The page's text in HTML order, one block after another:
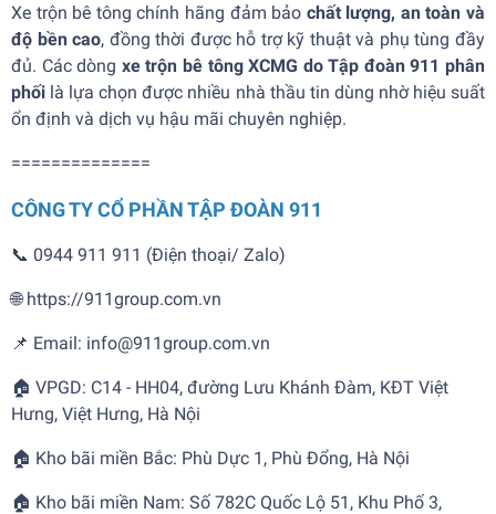
Xe trộn bê tông chính hãng đảm bảo chất lượng, an toàn và
độ bền cao, đồng thời được hỗ trợ kỹ thuật và phụ tùng đầy
đủ. Các dòng xe trộn bê tông XCMG do Tập đoàn 911 phân
phối là lựa chọn được nhiều nhà thầu tin dùng nhờ hiệu suất
ổn định và dịch vụ hậu mãi chuyên nghiệp.
==============
CÔNG TY CỔ PHẦN TẬP ĐOÀN 911
📞 0944 911 911 (Điện thoại/ Zalo)
🌐 https://911group.com.vn
📌 Email: info@911group.com.vn
🏠 VPGD: C14 - HH04, đường Lưu Khánh Đàm, KĐT Việt
Hưng, Việt Hưng, Hà Nội
🏠 Kho bãi miền Bắc: Phù Dực 1, Phù Đổng, Hà Nội
🏠 Kho bãi miền Nam: Số 782C Quốc Lộ 51, Khu Phố 3,